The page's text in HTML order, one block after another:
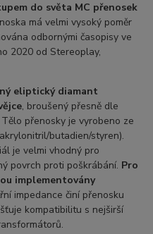
do světa MC přenosek
má velmi vysoký poměr
odbornými časopisy ve
2020 od Stereoplay,
eliptický diamant
, broušený přesně dle
přenosky je vyrobeno ze
butadien/styren).
je velmi vhodný pro
povrch proti poškrábání. Pro
implementovány
impedance činí přenosku
kompatibilitu s nejširší